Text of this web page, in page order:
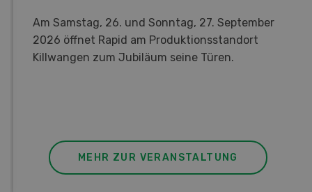
Am Samstag, 26. und Sonntag, 27. September
2026 öffnet Rapid am Produktionsstandort
Killwangen zum Jubiläum seine Türen.
MEHR ZUR VERANSTALTUNG